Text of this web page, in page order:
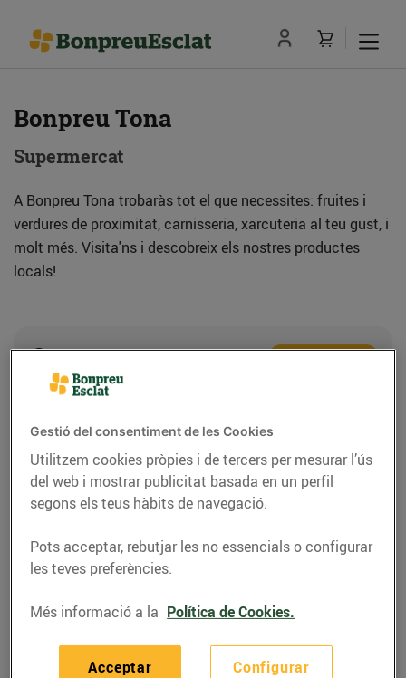
Bonpreu Tona
Supermercat
A Bonpreu Tona trobaràs tot el que necessites: fruites i
verdures de proximitat, carnisseria, xarcuteria al teu gust, i
molt més. Visita'ns i descobreix els nostres productes
locals!
Adreça Com anar-hi
Pl. Major, s/n (08551) Tona
Telèfon
936619551
09/08/2026 Diumenge Tancat
Gestió del consentiment de les Cookies
Utilitzem cookies pròpies i de tercers per mesurar l’ús
del web i mostrar publicitat basada en un perfil
segons els teus hàbits de navegació.
Pots acceptar, rebutjar les no essencials o configurar
les teves preferències.
Més informació a la Política de Cookies.
Configurar
Acceptar